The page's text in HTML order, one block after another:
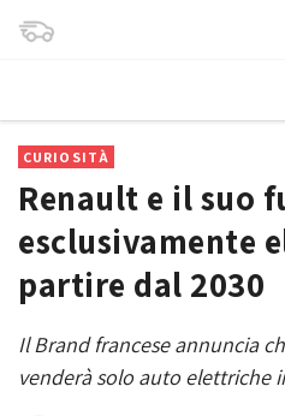
CURIOSITÀ
Renault e il suo
esclusivamente
partire dal 2030
Il Brand francese annuncia
venderà solo auto elettriche